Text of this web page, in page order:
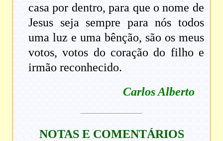
casa por dentro, para que o nome de
Jesus seja sempre para nós todos
uma luz e uma bênção, são os meus
votos, votos do coração do filho e
irmão reconhecido.
Carlos Alberto
NOTAS E COMENTÁRIOS